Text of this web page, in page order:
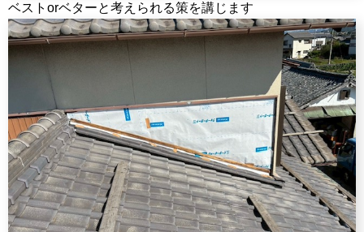
ベストorベターと考えられる策を講じます